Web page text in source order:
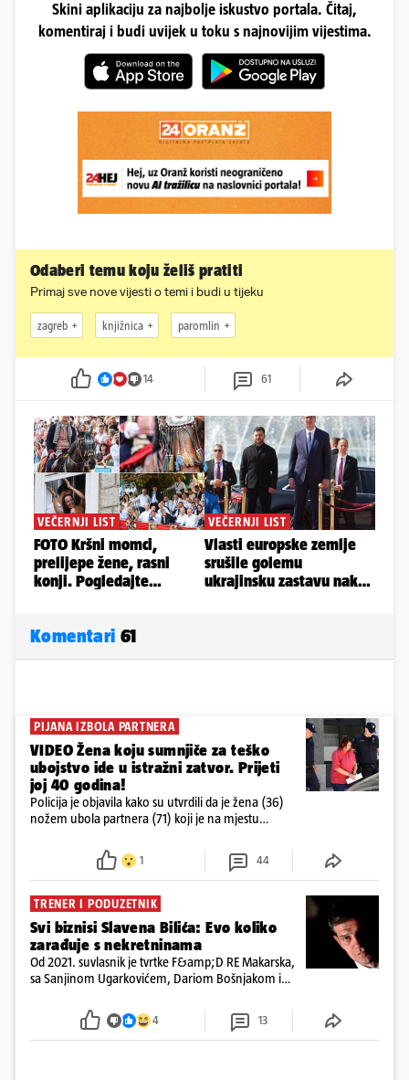
Skini aplikaciju za najbolje iskustvo portala. Čitaj,
komentiraj i budi uvijek u toku s najnovijim vijestima.
Odaberi temu koju želiš pratiti
Primaj sve nove vijesti o temi i budi u tijeku
zagreb knjižnica paromlin
14 61
Komentari 61
PIJANA IZBOLA PARTNERA
VIDEO Žena koju sumnjiče za teško
ubojstvo ide u istražni zatvor. Prijeti
joj 40 godina!
Policija je objavila kako su utvrdili da je žena (36)
nožem ubola partnera (71) koji je na mjestu
ispitali i poslali u istražni zatvor
1 44
TRENER I PODUZETNIK
Svi biznisi Slavena Bilića: Evo koliko
zarađuje s nekretninama
Od 2021. suvlasnik je tvrtke F&amp;D RE Makarska,
sa Sanjinom Ugarkovićem, Dariom Bošnjakom i
poslovanje nekretninama, a od osnutka nema
zaposlenih
4 13